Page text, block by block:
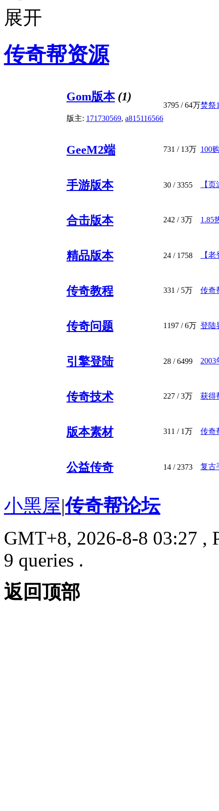
传奇帮资源
Gom版本(1)
版主: 171730569, a815116566
3795 /64万焚祭
GeeM2端 731 / 13万 100
手游版本 30 / 3355 【
合击版本 242 /3万 1.85
精品版本 24 / 1758 【
传奇教程 331 / 5万 传奇
传奇问题 1197 /6万 登陆
引擎登陆 28 / 6499
传奇技术 227 /3万 获得
版本素材 311 / 1万 传奇
公益传奇 14 / 2373 复古
小黑屋|传奇帮论坛
GMT+8, 2026-8-8 03:27 ,
9 queries .
返回顶部